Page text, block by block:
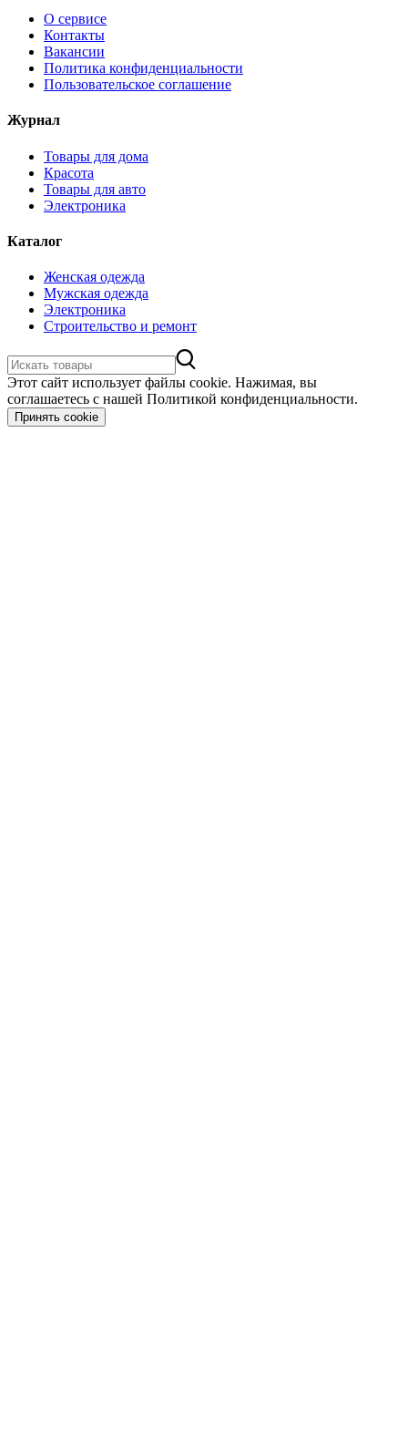
О сервисе
Контакты
Вакансии
Политика конфиденциальности
Пользовательское соглашение
Журнал
Товары для дома
Красота
Товары для авто
Электроника
Каталог
Женская одежда
Мужская одежда
Электроника
Строительство и ремонт
Этот сайт использует файлы cookie. Нажимая, вы
соглашаетесь с нашей Политикой конфиденциальности.
Принять cookie